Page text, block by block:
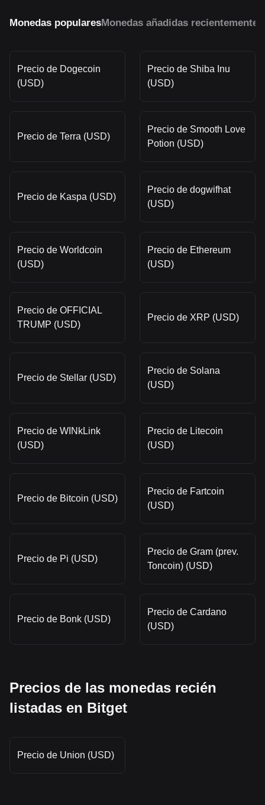
Monedas popularesMonedas añadidas recientemente
Precio de Dogecoin
(USD)
Precio de Shiba Inu
(USD)
Precio de Terra (USD)
Precio de Smooth Love
Potion (USD)
Precio de Kaspa (USD)
Precio de dogwifhat
(USD)
Precio de Worldcoin
(USD)
Precio de Ethereum
(USD)
Precio de OFFICIAL
TRUMP (USD)
Precio de XRP (USD)
Precio de Stellar (USD)
Precio de Solana
(USD)
Precio de WINkLink
(USD)
Precio de Litecoin
(USD)
Precio de Bitcoin (USD)
Precio de Fartcoin
(USD)
Precio de Pi (USD)
Precio de Gram (prev.
Toncoin) (USD)
Precio de Bonk (USD)
Precio de Cardano
(USD)
Precios de las monedas recién
listadas en Bitget
Precio de Union (USD)